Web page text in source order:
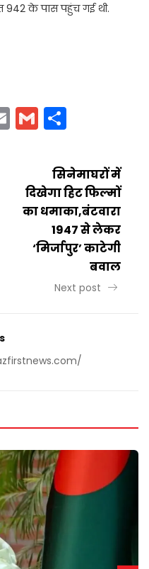
942 के पास पहुंच गई थी.
EmailGmail
सिनेमाघरों में
दिखेगा हिट फिल्मों
का धमाका,बंटवारा
1947 से लेकर
‘मिर्जापुर’ काटेगी
बवाल
Next post